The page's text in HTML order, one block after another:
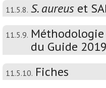
11.5.8. S. aureus et
11.5.9.
du Guide
11.5.10. Fiches